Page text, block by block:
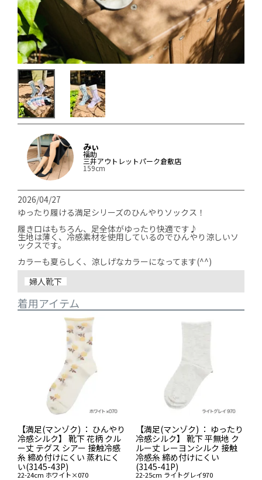
みぃ
福助
三井アウトレットパーク倉敷店
159cm
2026/04/27
ゆったり履ける満足シリーズのひんやりソックス！
履き口はもちろん、足全体がゆったり快適です♪
生地は薄く、冷感素材を使用しているのでひんやり涼しいソ
ックスです。
カラーも夏らしく、涼しげなカラーになってます(^^)
婦人靴下
着用アイテム
【満足(マンゾク) ： ひんやり
冷感シルク】 靴下 花柄 クル
ー丈 テグス シアー 接触冷感
糸 締め付けにくい 蒸れにく
い(3145-43P)
22-24cm ホワイト×070
【満足(マンゾク) ： ゆったり
冷感シルク】 靴下 平無地 ク
ルー丈 レーヨンシルク 接触
冷感糸 締め付けにくい
(3145-41P)
22-25cm ライトグレイ970